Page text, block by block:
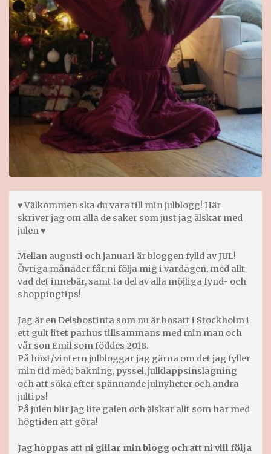
♥ Välkommen ska du vara till min julblogg! Här
skriver jag om alla de saker som just jag älskar med
julen ♥
Mellan augusti och januari är bloggen fylld av JUL!
Övriga månader får ni följa mig i vardagen, med allt
vad det innebär, samt ta del av alla möjliga fynd- och
shoppingtips!
Jag är en Delsbostinta som nu är bosatt i Stockholm i
ett gult litet parhus tillsammans med min man och
vår son Emil som föddes 2018.
På höst/vintern julbloggar jag gärna om det jag fyller
min tid med; bakning, pyssel, julklappsinslagning
och att söka efter spännande julnyheter och andra
jultips!
På julen blir jag lite galen och älskar allt som har med
högtiden att göra!
Jag hoppas att ni gillar min blogg och att ni vill följa